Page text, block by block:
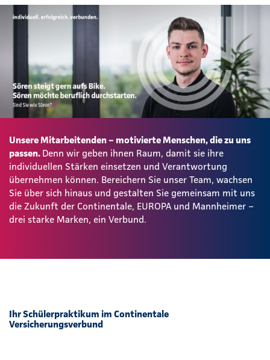
Unsere Mitarbeitenden – motivierte Menschen, die zu uns
passen. Denn wir geben ihnen Raum, damit sie ihre
individuellen Stärken einsetzen und Verantwortung
übernehmen können. Bereichern Sie unser Team, wachsen
Sie über sich hinaus und gestalten Sie gemeinsam mit uns
die Zukunft der Continentale, EUROPA und Mannheimer –
drei starke Marken, ein Verbund.
Ihr Schülerpraktikum im Continentale
Versicherungsverbund